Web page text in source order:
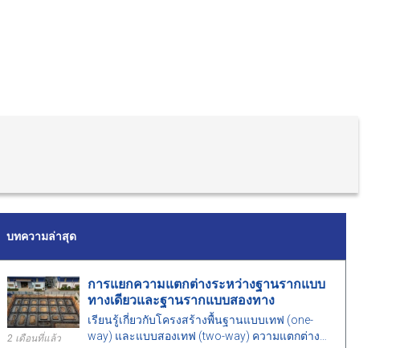
บทความล่าสุด
2 เดือนที่แล้ว
การแยกความแตกต่างระหว่างฐานรากแบบ
ทางเดียวและฐานรากแบบสองทาง
เรียนรู้เกี่ยวกับโครงสร้างพื้นฐานแบบเทฟ (one-
way) และแบบสองเทฟ (two-way) ความแตกต่าง